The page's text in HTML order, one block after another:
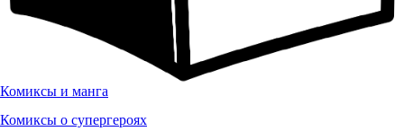
Комиксы и манга
Комиксы о супергероях